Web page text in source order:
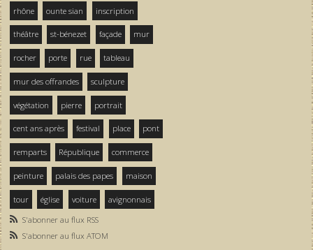
rhône ounte sian inscription
théâtre st-bénezet façade mur
rocher porte rue tableau
mur des offrandes sculpture
végétation pierre portrait
cent ans après festival place pont
remparts République commerce
peinture palais des papes maison
tour église voiture
avignonnais
S'abonner au flux RSS
S'abonner au flux ATOM